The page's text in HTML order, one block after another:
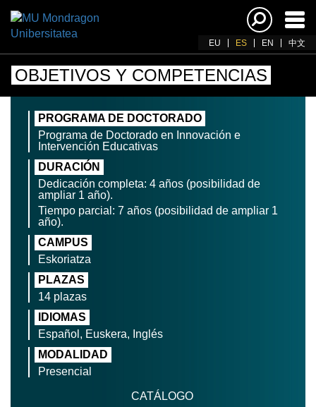
EU ES EN 中文
OBJETIVOS Y COMPETENCIAS
PROGRAMA DE DOCTORADO
Programa de Doctorado en Innovación e
Intervención Educativas
DURACIÓN
Dedicación completa: 4 años (posibilidad de
ampliar 1 año).
Tiempo parcial: 7 años (posibilidad de ampliar 1
año).
CAMPUS
Eskoriatza
PLAZAS
14 plazas
IDIOMAS
Español, Euskera, Inglés
MODALIDAD
Presencial
CATÁLOGO